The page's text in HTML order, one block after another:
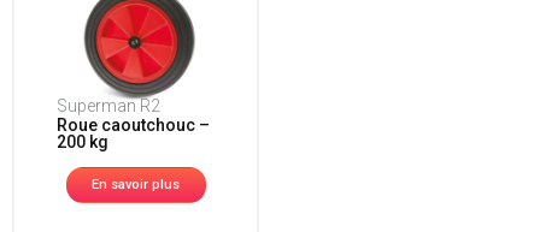
Superman R2
Roue caoutchouc –
200 kg
En savoir plus